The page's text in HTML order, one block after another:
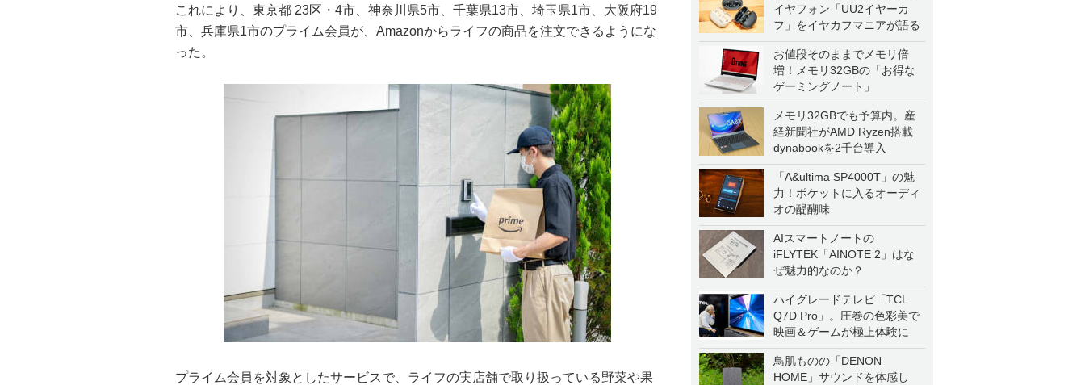
イヤフォン「UU2イヤーカ
フ」をイヤカフマニアが語る
お値段そのままでメモリ倍
増！メモリ32GBの「お得な
ゲーミングノート」
メモリ32GBでも予算内。産
経新聞社がAMD Ryzen搭載
dynabookを2千台導入
「A&ultima SP4000T」の魅
力！ポケットに入るオーディ
オの醍醐味
AIスマートノートの
iFLYTEK「AINOTE 2」はな
ぜ魅力的なのか？
ハイグレードテレビ「TCL
Q7D Pro」。圧巻の色彩美で
映画＆ゲームが極上体験に
鳥肌ものの「DENON
HOME」サウンドを体感し
これにより、東京都 23区・4市、神奈川県5市、千葉県13市、埼玉県1市、大阪府19
市、兵庫県1市のプライム会員が、Amazonからライフの商品を注文できるようにな
った。
プライム会員を対象としたサービスで、ライフの実店舗で取り扱っている野菜や果